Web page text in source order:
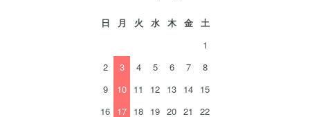
日 月 火 水 木 金
土
1
2
3 4 5 6 7
8
9
10 11 12 13 14 15
16 17 18 19 20 21
22